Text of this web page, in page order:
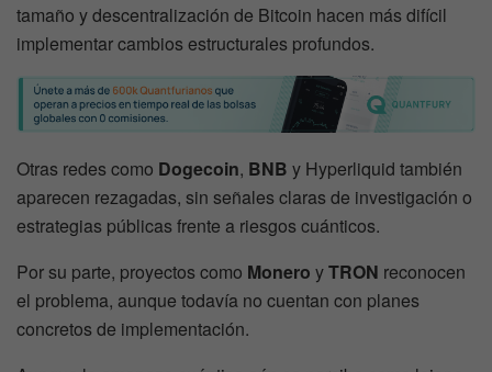
tamaño y descentralización de Bitcoin hacen más difícil
implementar cambios estructurales profundos.
Otras redes como Dogecoin, BNB y Hyperliquid también
aparecen rezagadas, sin señales claras de investigación o
estrategias públicas frente a riesgos cuánticos.
Por su parte, proyectos como Monero yTRON reconocen
el problema, aunque todavía no cuentan con planes
concretos de implementación.